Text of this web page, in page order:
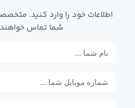
اطلاعات خود را وارد کنید.
شما تماس